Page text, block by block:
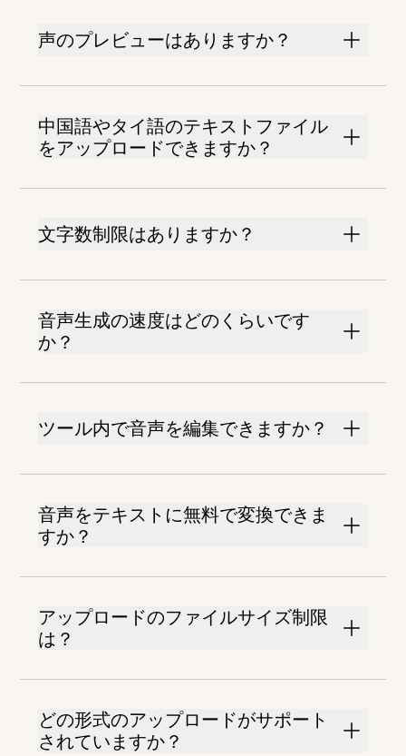
声のプレビューはありますか？
中国語やタイ語のテキストファイル
をアップロードできますか？
文字数制限はありますか？
音声生成の速度はどのくらいです
か？
ツール内で音声を編集できますか？
音声をテキストに無料で変換できま
すか？
アップロードのファイルサイズ制限
は？
どの形式のアップロードがサポート
されていますか？